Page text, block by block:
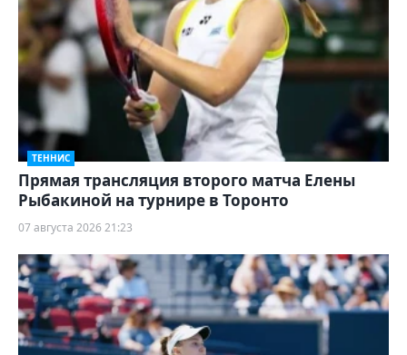
ТЕННИС
Прямая трансляция второго матча Елены
Рыбакиной на турнире в Торонто
07 августа 2026 21:23